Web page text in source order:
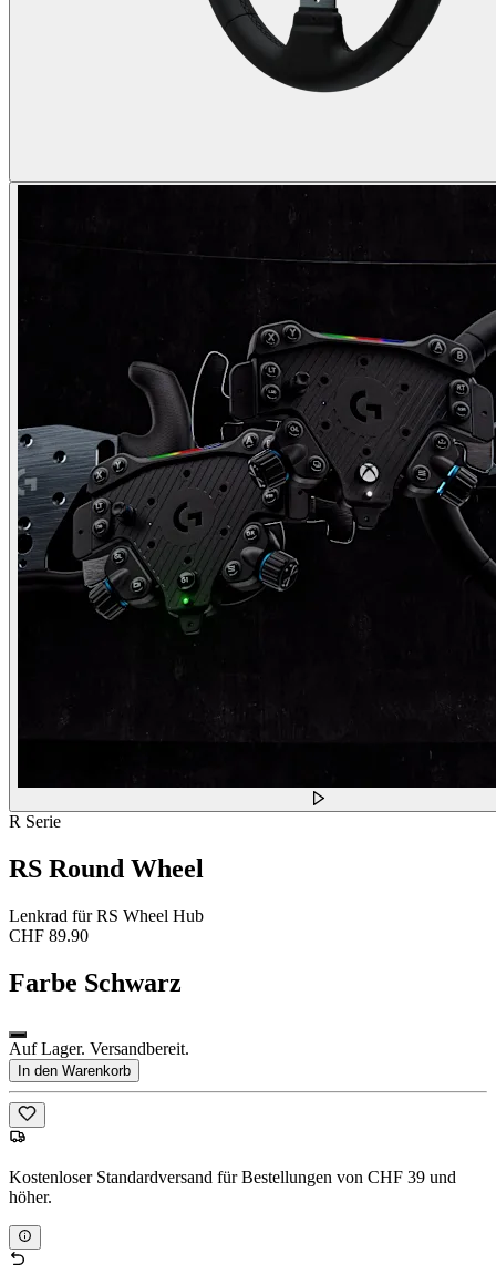
R Serie
RS Round Wheel
Lenkrad für RS Wheel Hub
CHF 89.90
Farbe Schwarz
Auf Lager. Versandbereit.
In den Warenkorb
Kostenloser Standardversand für Bestellungen von CHF 39 und
höher.